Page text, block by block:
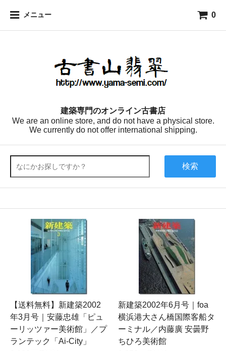
メニュー 0
建築専門のオンライン古書店
We are an online store, and do not have a physical store.
We currently do not offer international shipping.
検索
【送料無料】新建築2002
年3月号｜安藤忠雄「ピュ
ーリッツァー美術館」／プ
ランテック「Ai-City」
新建築2002年6月号｜foa
横浜港大さん橋国際客船タ
ーミナル／内藤廣 安曇野
ちひろ美術館